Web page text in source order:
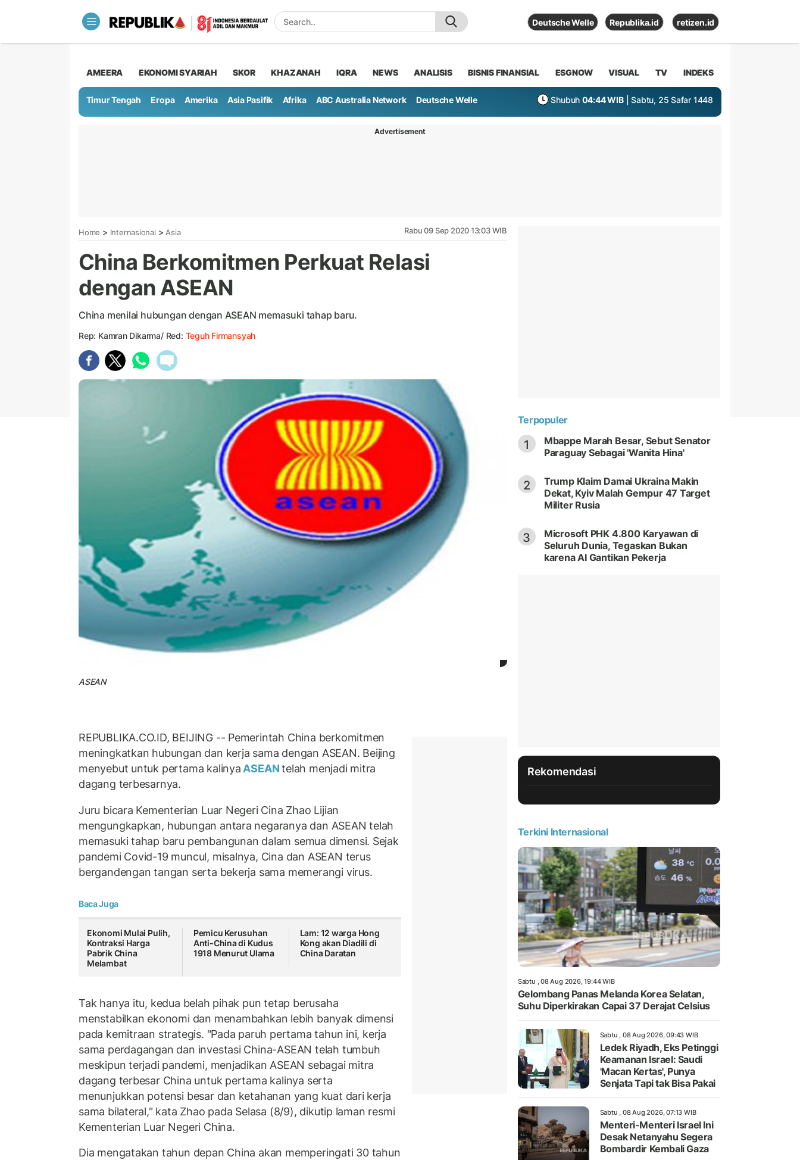
Deutsche Welle Republika.id retizen.id
AMEERA EKONOMI SYARIAH SKOR KHAZANAH IQRA NEWS ANALISIS BISNIS FINANSIAL ESGNOW VISUAL TV INDEKS
Timur Tengah Eropa Amerika Asia Pasifik Afrika ABC Australia Network Deutsche Welle Shubuh 04:44 WIB | Sabtu, 25 Safar 1448
Advertisement
Home > Internasional > Asia Rabu 09 Sep 2020 13:03 WIB
China Berkomitmen Perkuat Relasi
dengan ASEAN
China menilai hubungan dengan ASEAN memasuki tahap baru.
Rep: Kamran Dikarma/ Red: Teguh Firmansyah
ASEAN
REPUBLIKA.CO.ID, BEIJING -- Pemerintah China berkomitmen
meningkatkan hubungan dan kerja sama dengan ASEAN. Beijing
menyebut untuk pertama kalinya ASEANtelah menjadi mitra
dagang terbesarnya.
Juru bicara Kementerian Luar Negeri Cina Zhao Lijian
mengungkapkan, hubungan antara negaranya dan ASEAN telah
memasuki tahap baru pembangunan dalam semua dimensi. Sejak
pandemi Covid-19 muncul, misalnya, Cina dan ASEAN terus
bergandengan tangan serta bekerja sama memerangi virus.
Baca Juga
Ekonomi Mulai Pulih,
Kontraksi Harga
Pabrik China
Melambat
Pemicu Kerusuhan
Anti-China di Kudus
1918 Menurut Ulama
Lam: 12 warga Hong
Kong akan Diadili di
China Daratan
Tak hanya itu, kedua belah pihak pun tetap berusaha
menstabilkan ekonomi dan menambahkan lebih banyak dimensi
pada kemitraan strategis. "Pada paruh pertama tahun ini, kerja
sama perdagangan dan investasi China-ASEAN telah tumbuh
meskipun terjadi pandemi, menjadikan ASEAN sebagai mitra
dagang terbesar China untuk pertama kalinya serta
menunjukkan potensi besar dan ketahanan yang kuat dari kerja
sama bilateral," kata Zhao pada Selasa (8/9), dikutip laman resmi
Kementerian Luar Negeri China.
Dia mengatakan tahun depan China akan memperingati 30 tahun
Terpopuler
1
Mbappe Marah Besar, Sebut Senator
Paraguay Sebagai 'Wanita Hina'
2
Trump Klaim Damai Ukraina Makin
Dekat, Kyiv Malah Gempur 47 Target
Militer Rusia
3
Microsoft PHK 4.800 Karyawan di
Seluruh Dunia, Tegaskan Bukan
karena AI Gantikan Pekerja
Rekomendasi
Terkini Internasional
Sabtu , 08 Aug 2026, 19:44 WIB
Gelombang Panas Melanda Korea Selatan,
Suhu Diperkirakan Capai 37 Derajat Celsius
Sabtu , 08 Aug 2026, 09:43 WIB
Ledek Riyadh, Eks Petinggi
Keamanan Israel: Saudi
'Macan Kertas', Punya
Senjata Tapi tak Bisa Pakai
Sabtu , 08 Aug 2026, 07:13 WIB
Menteri-Menteri Israel Ini
Desak Netanyahu Segera
Bombardir Kembali Gaza